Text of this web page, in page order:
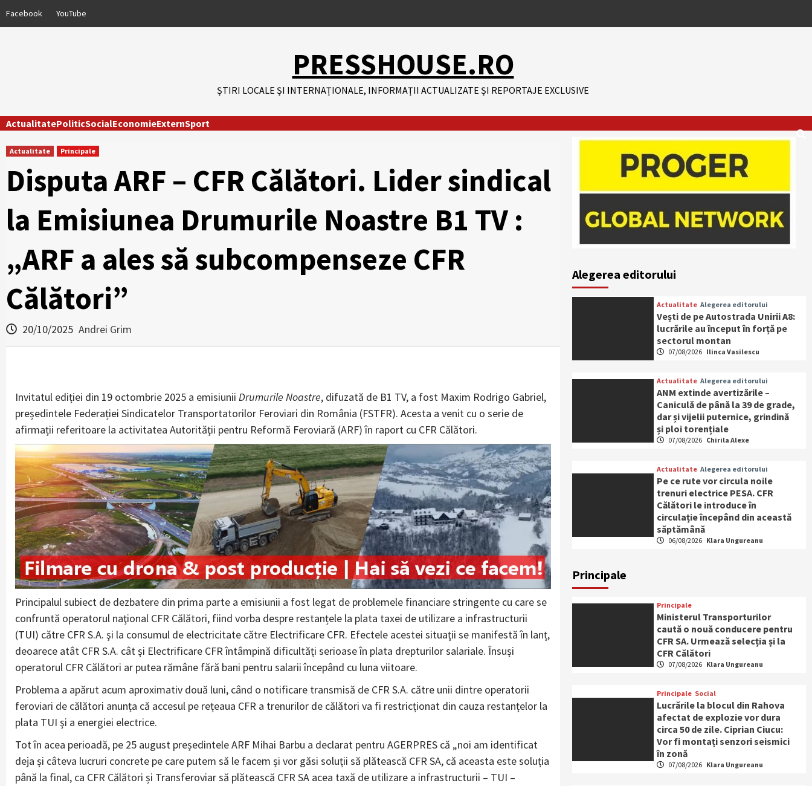
Facebook YouTube
PRESSHOUSE.RO
ȘTIRI LOCALE ȘI INTERNAȚIONALE, INFORMAȚII ACTUALIZATE ȘI REPORTAJE EXCLUSIVE
ActualitatePoliticSocialEconomieExternSport
Actualitate Principale
Disputa ARF – CFR Călători. Lider sindical
la Emisiunea Drumurile Noastre B1 TV :
„ARF a ales să subcompenseze CFR
Călători”
20/10/2025 Andrei Grim
Invitatul ediției din 19 octombrie 2025 a emisiunii Drumurile Noastre, difuzată de B1 TV, a fost Maxim Rodrigo Gabriel,
președintele Federației Sindicatelor Transportatorilor Feroviari din România (FSTFR). Acesta a venit cu o serie de
afirmații referitoare la activitatea Autorităţii pentru Reformă Feroviară (ARF) în raport cu CFR Călători.
Principalul subiect de dezbatere din prima parte a emisiunii a fost legat de problemele financiare stringente cu care se
confruntă operatorul naţional CFR Călători, fiind vorba despre restanțele la plata taxei de utilizare a infrastructurii
(TUI) către CFR S.A. şi la consumul de electricitate către Electrificare CFR. Efectele acestei situaţii se manifestă în lanț,
deoarece atât CFR S.A. cât şi Electrificare CFR întâmpină dificultăți serioase în plata drepturilor salariale. Însuși
operatorul CFR Călători ar putea rămâne fără bani pentru salarii începând cu luna viitoare.
Problema a apărut acum aproximativ două luni, când o notificare transmisă de CFR S.A. către unii dintre operatorii
feroviari de călători anunța că accesul pe rețeaua CFR a trenurilor de călători va fi restricționat din cauza restanțelor la
plata TUI şi a energiei electrice.
Tot în acea perioadă, pe 25 august președintele ARF Mihai Barbu a declarat pentru AGERPRES că „noi am identificat
deja și câteva lucruri concrete pe care putem să le facem și vor găsi soluții să plătească CFR SA, că aceasta este soluția
până la final, ca CFR Călători și Transferoviar să plătească CFR SA acea taxă de utilizare a infrastructurii – TUI –
Alegerea editorului
Actualitate Alegerea editorului
Vești de pe Autostrada Unirii A8:
lucrările au început în forță pe
sectorul montan
07/08/2026 Ilinca Vasilescu
Actualitate Alegerea editorului
ANM extinde avertizările –
Caniculă de până la 39 de grade,
dar și vijelii puternice, grindină
și ploi torențiale
07/08/2026 Chirila Alexe
Actualitate Alegerea editorului
Pe ce rute vor circula noile
trenuri electrice PESA. CFR
Călători le introduce în
circulație începând din această
săptămână
06/08/2026 Klara Ungureanu
Principale
Principale
Ministerul Transporturilor
caută o nouă conducere pentru
CFR SA. Urmează selecția și la
CFR Călători
07/08/2026 Klara Ungureanu
Principale Social
Lucrările la blocul din Rahova
afectat de explozie vor dura
circa 50 de zile. Ciprian Ciucu:
Vor fi montați senzori seismici
în zonă
07/08/2026 Klara Ungureanu